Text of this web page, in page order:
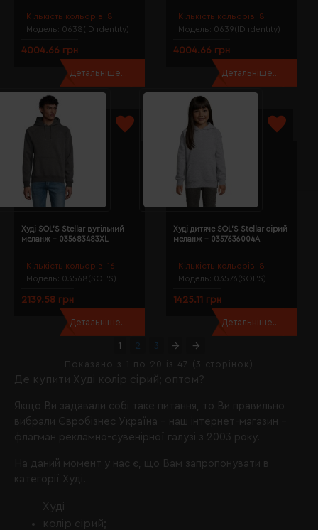
Де купити Худі колір сірий; оптом?
Якщо Ви задавали собі таке питання, то Ви правильно
вибрали Євробізнес Україна - наш інтернет-магазин -
флагман рекламно-сувенірної галузі з 2003 року.
На даний момент у нас є, що Вам запропонувати в
категорії Худі.
Худі
колір сірий;
Кількість кольорів: 8
Модель: 0638(ID identity)
4004.66 грн
Детальніше...
Кількість кольорів: 8
Модель: 0639(ID identity)
4004.66 грн
Детальніше...
Кількість кольорів: 16
Модель: 03568(SOL’S)
Худі SOL'S Stellar вугільний
меланж - 035683483XL
2139.58 грн
Детальніше...
Кількість кольорів: 8
Модель: 03576(SOL’S)
Худі дитяче SOL'S Stellar сірий
меланж - 0357636004A
1425.11 грн
Детальніше...
1 2
3
Показано з 1 по 20 із 47 (3 сторінок)